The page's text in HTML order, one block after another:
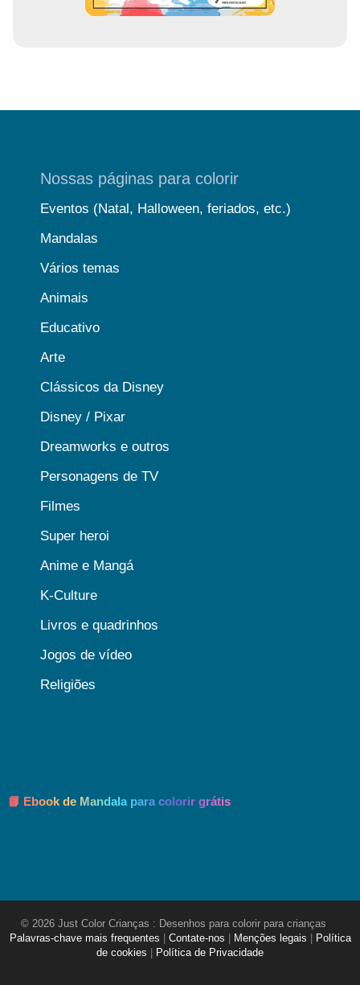
Nossas páginas para colorir
Eventos (Natal, Halloween, feriados, etc.)
Mandalas
Vários temas
Animais
Educativo
Arte
Clássicos da Disney
Disney / Pixar
Dreamworks e outros
Personagens de TV
Filmes
Super heroi
Anime e Mangá
K-Culture
Livros e quadrinhos
Jogos de vídeo
Religiões
📘 Ebook de Mandala para colorir grátis
© 2026 Just Color Crianças : Desenhos para colorir para crianças
Palavras-chave mais frequentes
Contate-nos Menções legais
Política
de cookies
Política de Privacidade